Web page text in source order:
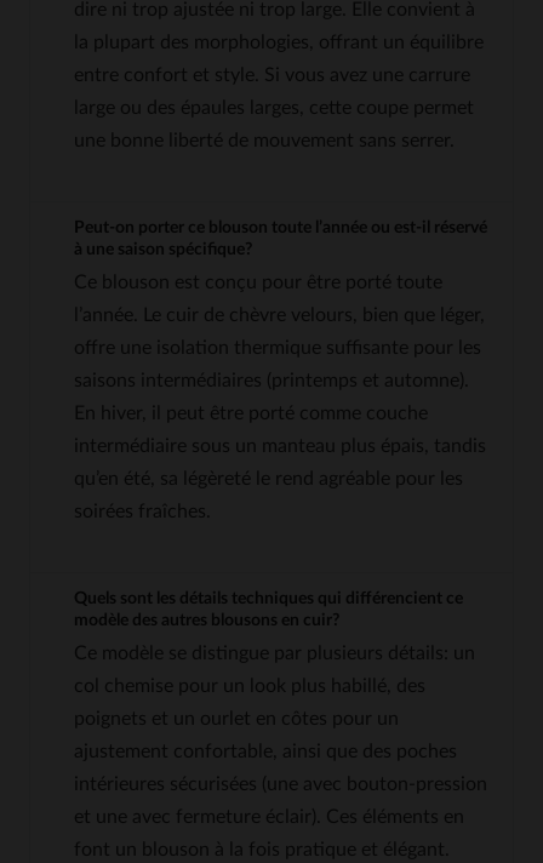
dire ni trop ajustée ni trop large. Elle convient à
la plupart des morphologies, offrant un équilibre
entre confort et style. Si vous avez une carrure
large ou des épaules larges, cette coupe permet
une bonne liberté de mouvement sans serrer.
Peut-on porter ce blouson toute l’année ou est-il réservé
à une saison spécifique?
Ce blouson est conçu pour être porté toute
l’année. Le cuir de chèvre velours, bien que léger,
offre une isolation thermique suffisante pour les
saisons intermédiaires (printemps et automne).
En hiver, il peut être porté comme couche
intermédiaire sous un manteau plus épais, tandis
qu’en été, sa légèreté le rend agréable pour les
soirées fraîches.
Quels sont les détails techniques qui différencient ce
modèle des autres blousons en cuir?
Ce modèle se distingue par plusieurs détails: un
col chemise pour un look plus habillé, des
poignets et un ourlet en côtes pour un
ajustement confortable, ainsi que des poches
intérieures sécurisées (une avec bouton-pression
et une avec fermeture éclair). Ces éléments en
font un blouson à la fois pratique et élégant.